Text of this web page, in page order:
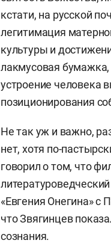
кстати, на русской
легитимация
культуры и
лакмусовая бумажка,
устроение человека
позиционирования
Не так уж и важно,
нет, хотя по-
говорил о том, что
«Евгения Онегина» с
что Звягинцев
сознания.